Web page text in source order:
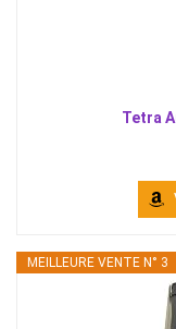
Tetra
MEILLEURE VENTE N° 3